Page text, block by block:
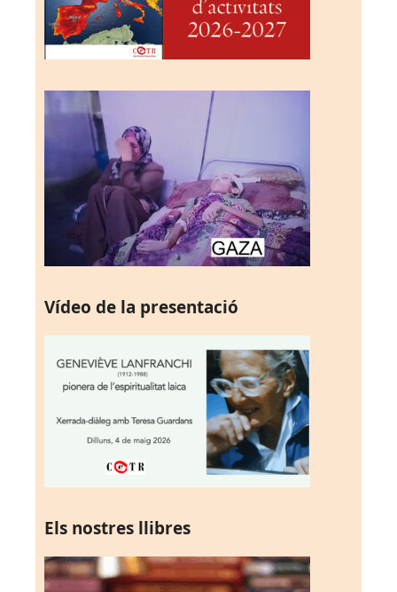
Vídeo de la presentació
Els nostres llibres